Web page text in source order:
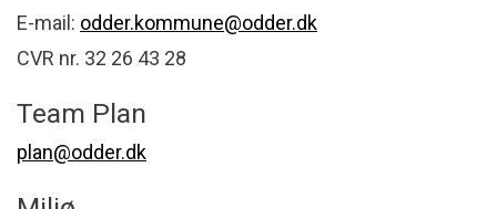
E-mail: odder.kommune@odder.dk
CVR nr. 32 26 43 28
Team Plan
plan@odder.dk